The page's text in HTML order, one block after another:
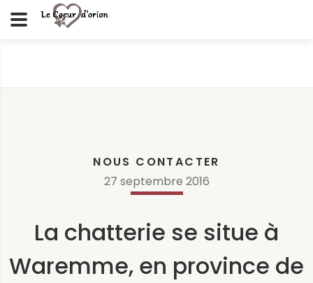
NOUS CONTACTER
27 septembre 2016
La chatterie se situe à
Waremme, en province de